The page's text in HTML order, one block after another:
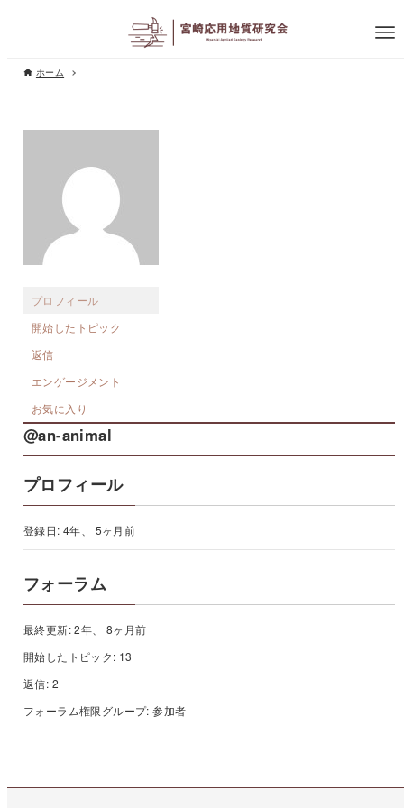
ホーム
プロフィール
開始したトピック
返信
エンゲージメント
お気に入り
@an-animal
プロフィール
登録日: 4年、 5ヶ月前
フォーラム
最終更新: 2年、 8ヶ月前
開始したトピック: 13
返信: 2
フォーラム権限グループ: 参加者